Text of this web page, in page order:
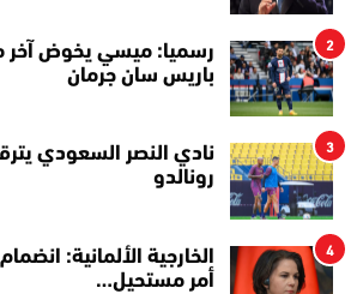
2
رسميا: ميسي يخوض آخر
باريس سان جرمان
3
نادي النصر السعودي
رونالدو
4
الخارجية الألمانية:
أمر مستحيل…